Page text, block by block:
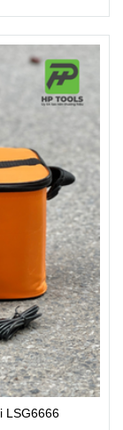
LSG6666